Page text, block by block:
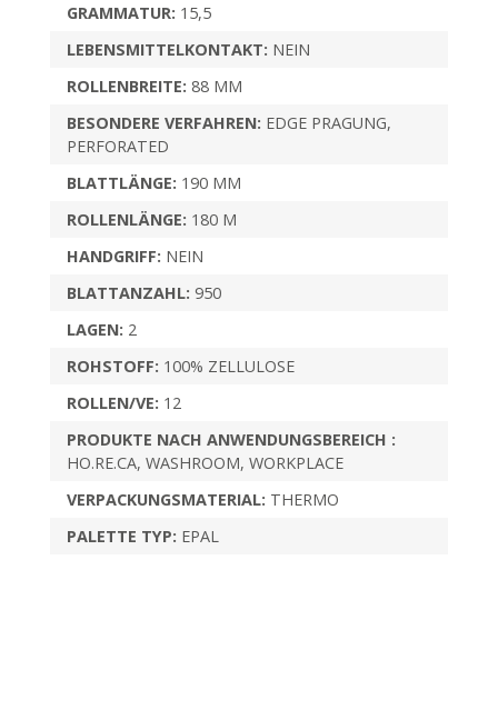
GRAMMATUR: 15,5
LEBENSMITTELKONTAKT: NEIN
ROLLENBREITE: 88 MM
BESONDERE VERFAHREN: EDGE PRAGUNG,
PERFORATED
BLATTLÄNGE: 190 MM
ROLLENLÄNGE: 180 M
HANDGRIFF: NEIN
BLATTANZAHL: 950
LAGEN: 2
ROHSTOFF: 100% ZELLULOSE
ROLLEN/VE: 12
PRODUKTE NACH ANWENDUNGSBEREICH :
HO.RE.CA, WASHROOM, WORKPLACE
VERPACKUNGSMATERIAL: THERMO
PALETTE TYP: EPAL